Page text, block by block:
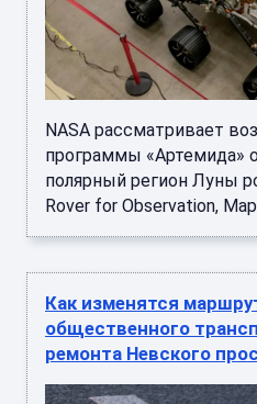
NASA рассматривает
программы «Артемида»
полярный регион Луны
Rover for Observation,
Как изменятся
общественного
ремонта Невского